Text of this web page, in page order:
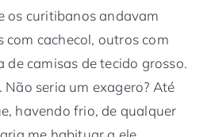
os curitibanos andavam
com cachecol, outros com
de camisas de tecido grosso.
seria um exagero? Até
havendo frio, de qualquer